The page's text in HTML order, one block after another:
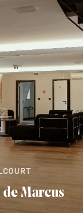
de Marcus